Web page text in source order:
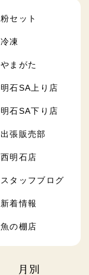
粉セット
冷凍
やまがた
明石SA上り店
明石SA下り店
出張販売部
西明石店
スタッフブログ
新着情報
魚の棚店
月別